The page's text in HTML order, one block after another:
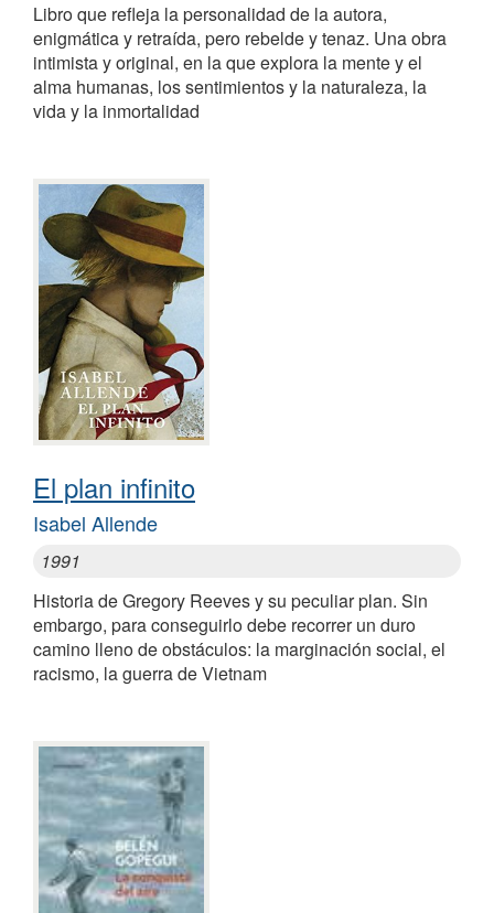
Libro que refleja la personalidad de la autora,
enigmática y retraída, pero rebelde y tenaz. Una obra
intimista y original, en la que explora la mente y el
alma humanas, los sentimientos y la naturaleza, la
vida y la inmortalidad
El plan infinito
Isabel Allende
1991
Historia de Gregory Reeves y su peculiar plan. Sin
embargo, para conseguirlo debe recorrer un duro
camino lleno de obstáculos: la marginación social, el
racismo, la guerra de Vietnam